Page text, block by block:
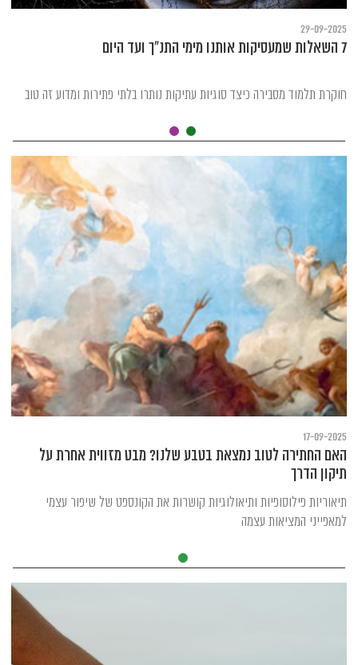
29-09-2025
7 השאלות שמעסיקות אותנו מימי התנ"ך ועד היום
חוקרת תלמוד מסבירה כיצד סוגיות עתיקות נותרו בלתי פתירות ומדוע זה טוב
17-09-2025
האם החתירה לטוב נמצאת בטבע שלנו? מבט מזווית אחרת על
תיקון הדרך
תיאוריות פילוסופיות ותיאולוגיות קושרות את הקונספט של שיפור עצמי
למאפייני המציאות עצמה